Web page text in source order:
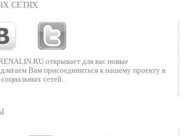
СЕТЯХ
открывает для вас новые
Вам присоединиться к нашему проекту в
сетей.